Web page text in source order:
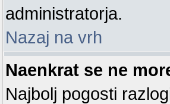
administratorja.
Nazaj na vrh
Naenkrat se ne
Najbolj pogosti